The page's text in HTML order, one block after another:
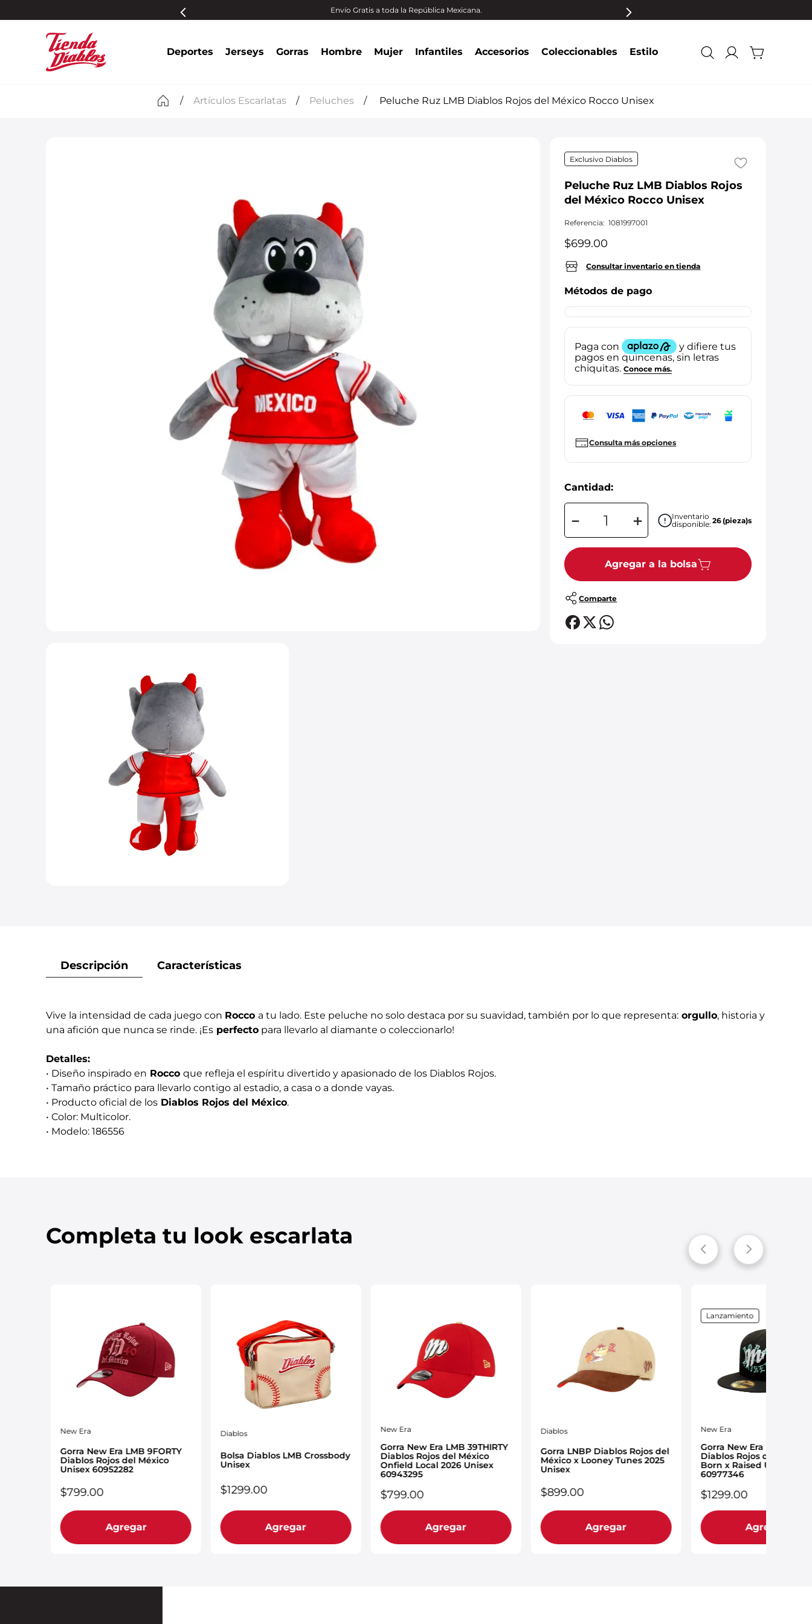
Envío Gratis a toda la República Mexicana.
Deportes Jerseys Gorras Hombre Mujer Infantiles Accesorios Coleccionables Estilo
Artículos Escarlatas Peluches Peluche Ruz LMB Diablos Rojos del México Rocco Unisex
Exclusivo Diablos
Peluche Ruz LMB Diablos Rojos
del México Rocco Unisex
Referencia: 1081997001
$699.00
Consultar inventario en tienda
Métodos de pago
Consulta más opciones
Cantidad:
＋
－
Inventario
disponible: 26(pieza)s
Agregar a la bolsa
Comparte
Descripción Características
Vive la intensidad de cada juego con Rocco a tu lado. Este peluche no solo destaca por su suavidad, también por lo que representa: orgullo, historia y
una afición que nunca se rinde. ¡Es perfecto para llevarlo al diamante o coleccionarlo!
Detalles:
• Diseño inspirado en Rocco que refleja el espíritu divertido y apasionado de los Diablos Rojos.
• Tamaño práctico para llevarlo contigo al estadio, a casa o a donde vayas.
• Producto oficial de los Diablos Rojos del México.
• Color: Multicolor.
• Modelo: 186556
Completa tu look escarlata
New Era
Gorra New Era LMB 9FORTY
Diablos Rojos del México
Unisex 60952282
$799.00
Agregar
Diablos
Bolsa Diablos LMB Crossbody
Unisex
$1299.00
Agregar
New Era
Gorra New Era LMB 39THIRTY
Diablos Rojos del México
Onfield Local 2026 Unisex
60943295
$799.00
Agregar
Diablos
Gorra LNBP Diablos Rojos del
México x Looney Tunes 2025
Unisex
$899.00
Agregar
Lanzamiento
New Era
Gorra New Era LMB
Diablos Rojos del México
Born x Raised Unisex
60977346
$1299.00
Agregar